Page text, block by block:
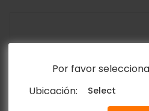
Por favor
Ubicación: